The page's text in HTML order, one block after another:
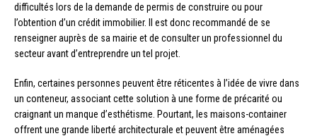
difficultés lors de la demande de permis de construire ou pour
l’obtention d’un crédit immobilier. Il est donc recommandé de se
renseigner auprès de sa mairie et de consulter un professionnel du
secteur avant d’entreprendre un tel projet.
Enfin, certaines personnes peuvent être réticentes à l’idée de vivre dans
un conteneur, associant cette solution à une forme de précarité ou
craignant un manque d’esthétisme. Pourtant, les maisons-container
offrent une grande liberté architecturale et peuvent être aménagées